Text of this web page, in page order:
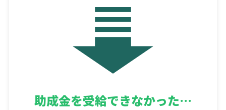
助成金を受給できなかった…